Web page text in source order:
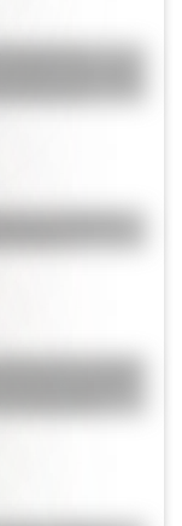
la
de actuar
el "Central
Tuyú: conocé